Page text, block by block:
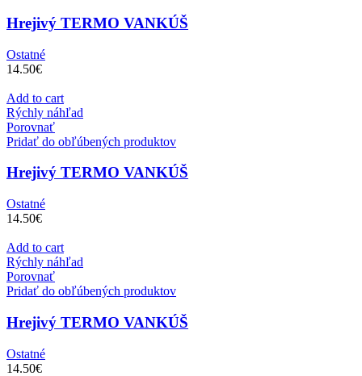
Hrejivý TERMO VANKÚŠ
Ostatné
14.50€
Add to cart
Rýchly náhľad
Porovnať
Pridať do obľúbených produktov
Hrejivý TERMO VANKÚŠ
Ostatné
14.50€
Add to cart
Rýchly náhľad
Porovnať
Pridať do obľúbených produktov
Hrejivý TERMO VANKÚŠ
Ostatné
14.50€